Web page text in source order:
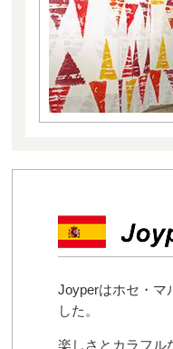
Joyperはホセ・マ
した。
楽しさとカラフル